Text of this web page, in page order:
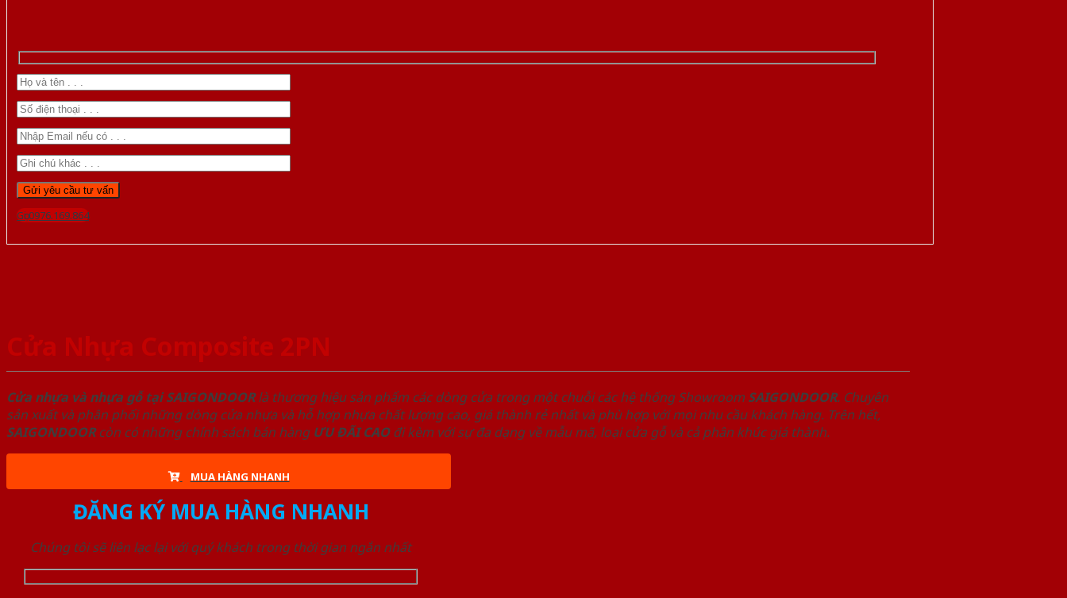
Gọi 0976.169.864
Cửa Nhựa Composite 2PN
Cửa nhựa và nhựa gỗ tại SAIGONDOORlà thương hiệu sản phẩm các dòng cửa trong một chuỗi các hệ thống Showroom SAIGONDOOR. Chuyên
sản xuất và phân phối những dòng cửa nhựa và hỗ hợp nhựa chất lượng cao, giá thành rẻ nhất và phù hợp với mọi nhu cầu khách hàng. Trên hết,
SAIGONDOORcòn có những chính sách bán hàng ƯU ĐÃI CAOđi kèm với sự đa dạng về mẫu mã, loại cửa gỗ và cả phân khúc giá thành.
MUA HÀNG NHANH
ĐĂNG KÝ MUA HÀNG NHANH
Chúng tôi sẽ liên lạc lại với quý khách trong thời gian ngắn nhất